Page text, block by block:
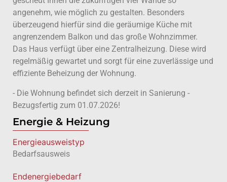
angenehm, wie möglich zu gestalten. Besonders
überzeugend hierfür sind die geräumige Küche mit
angrenzendem Balkon und das große Wohnzimmer.
Das Haus verfügt über eine Zentralheizung. Diese wird
regelmäßig gewartet und sorgt für eine zuverlässige und
effiziente Beheizung der Wohnung.
- Die Wohnung befindet sich derzeit in Sanierung -
Bezugsfertig zum 01.07.2026!
Energie & Heizung
Energie­ausweistyp
Bedarfsausweis
Endenergiebedarf